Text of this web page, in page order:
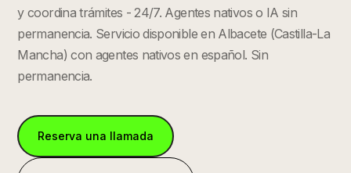
y coordina trámites - 24/7. Agentes nativos o IA sin
permanencia. Servicio disponible en Albacete (Castilla-La
Mancha) con agentes nativos en español. Sin
permanencia.
Reserva una llamada